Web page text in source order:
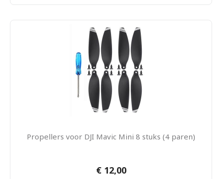
Propellers voor DJI Mavic Mini 8 stuks (4 paren)
€ 12,00